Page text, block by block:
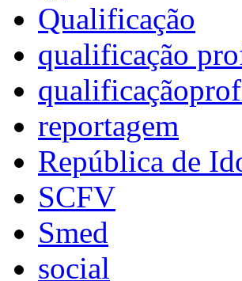
Qualificação
qualificação
reportagem
República de
SCFV
Smed
social